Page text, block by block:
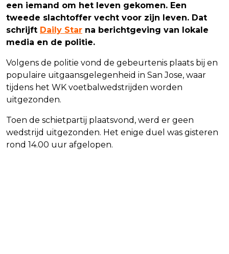
een iemand om het leven gekomen. Een
tweede slachtoffer vecht voor zijn leven. Dat
schrijft Daily Star na berichtgeving van lokale
media en de politie.
Volgens de politie vond de gebeurtenis plaats bij en
populaire uitgaansgelegenheid in San Jose, waar
tijdens het WK voetbalwedstrijden worden
uitgezonden.
Toen de schietpartij plaatsvond, werd er geen
wedstrijd uitgezonden. Het enige duel was gisteren
rond 14.00 uur afgelopen.